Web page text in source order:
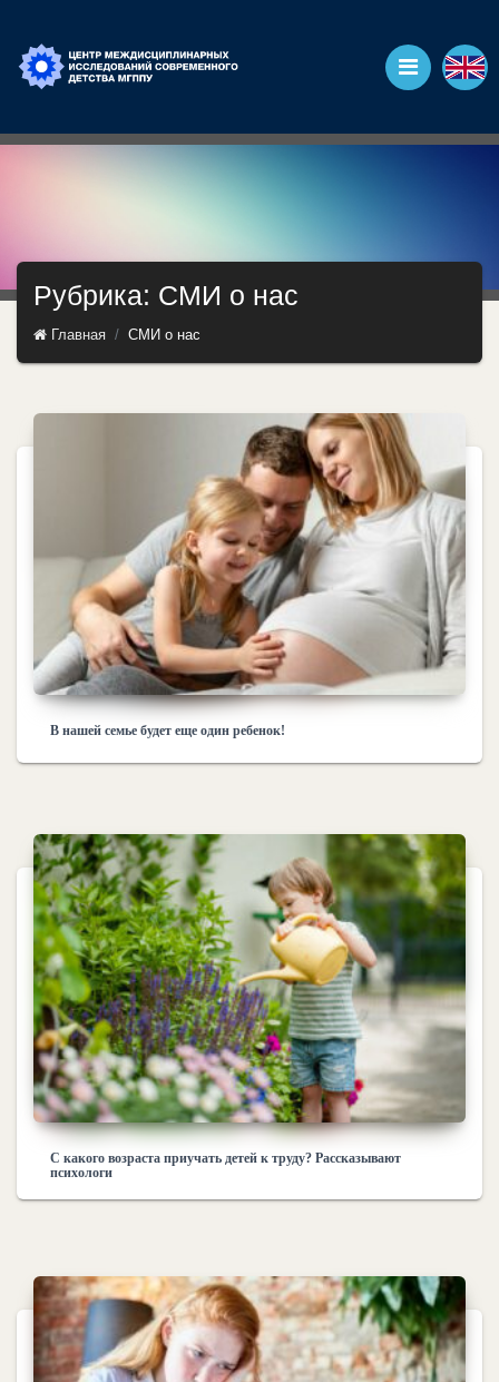
Рубрика: СМИ о нас
Главная СМИ о нас
В нашей семье будет еще один ребенок!
С какого возраста приучать детей к труду? Рассказывают
психологи